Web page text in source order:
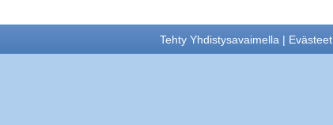
Tehty Yhdistysavaimella | Evästeet